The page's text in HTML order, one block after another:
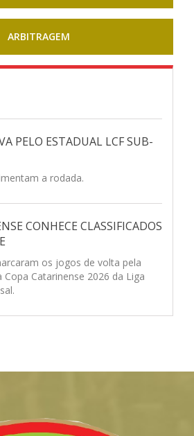
ARBITRAGEM
PELO ESTADUAL LCF SUB-
a rodada.
CONHECE CLASSIFICADOS
os jogos de volta pela
Copa Catarinense 2026 da Liga